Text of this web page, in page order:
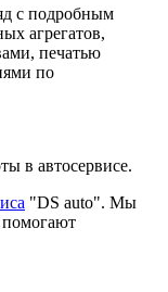
с подробным
агрегатов,
печатью
по
в автосервисе.
"DS auto". Мы
помогают